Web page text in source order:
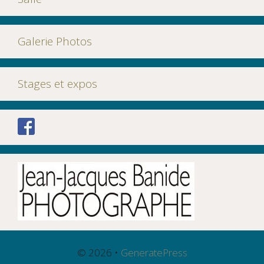
Galerie Photos
Stages et expos
© 2026 • GeneratePress